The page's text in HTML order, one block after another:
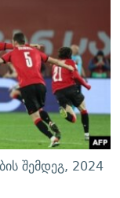
შემდეგ, 2024